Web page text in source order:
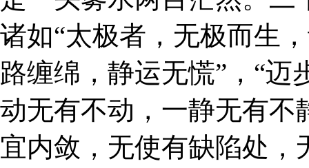
诸如“太极者，无极而生
路缠绵，静运无慌”，“迈
动无有不动，一静无有不
宜内敛，无使有缺陷处，